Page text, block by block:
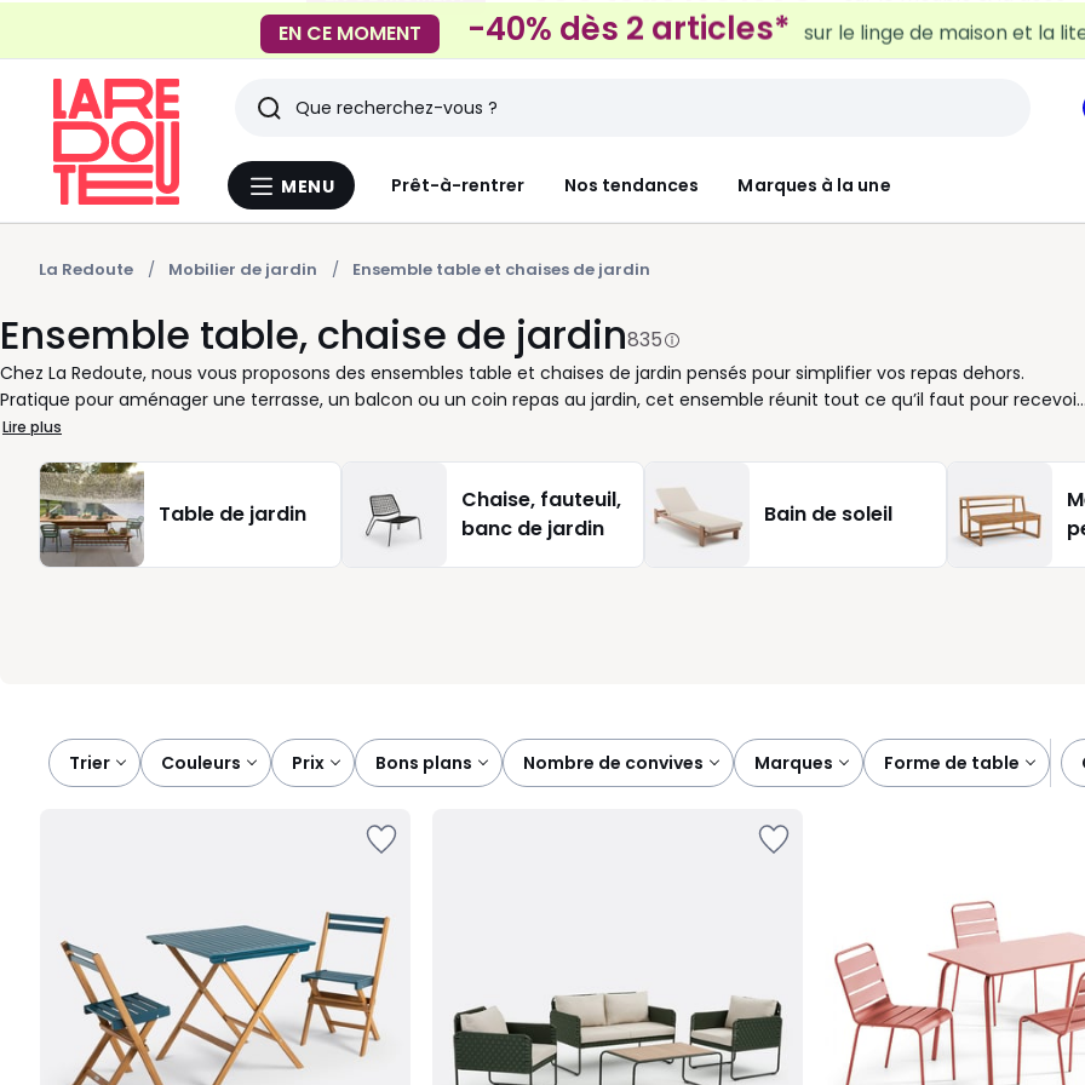
EN CE MOMENT
-40% dès 2 articles* sur le linge de maison et la
Menu
MENU Prêt-à-rentrer Nos tendances Marques à la une
Rechercher
Derniers
articles
vus
La Redoute Mobilier de jardin Ensemble table et chaises de jardin
Ensemble table, chaise de jardin835
Chez La Redoute, nous vous proposons des ensembles table et chaises de jardin pensés pour simplifier vos repas dehors.
Pratique pour aménager une terrasse, un balcon ou un coin repas au jardin, cet ensemble réunit tout ce qu’il faut pour recevoir
sans se compliquer la vie. Selon l’espace disponible et vos habitudes, vous pouvez choisir une table ronde, carrée ou
moment d’aménager votre extérieur. Pour un usage quotidien, misez sur des matériaux faciles à vivre comme le métal, la
résine tressée ou le bois, selon le style que vous aimez. Un petit espace ? Les modèles pliants ou compacts sont faciles à
installer et à ranger. Pour les grandes tablées, optez pour un ensemble généreux, pensé pour les déjeuners en famille et les
soirées entre amis. Avec un ensemble coordonné, vous composez un extérieur accueillant, fonctionnel et prêt à vivre dès les
Lire plus
Table de jardin
Chaise, fauteuil,
banc de jardin
Bain de soleil
Trier
couleurs prix bons plans nombre de convives marques forme de table